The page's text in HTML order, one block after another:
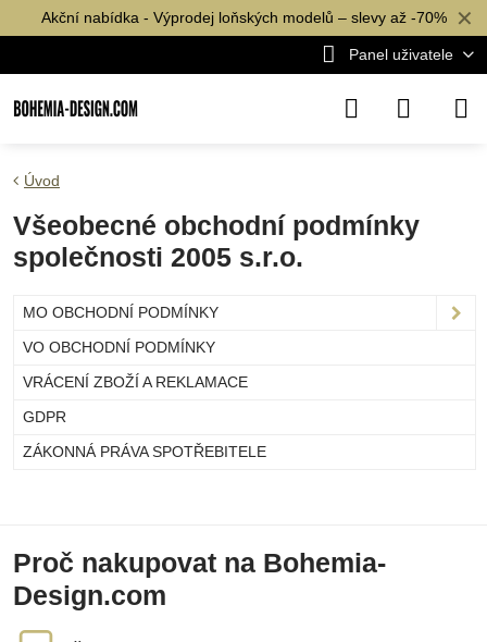
✕
Akční nabídka - Výprodej loňských modelů – slevy až -70%
Panel uživatele
Úvod
Všeobecné obchodní podmínky
společnosti 2005 s.r.o.
MO OBCHODNÍ PODMÍNKY
VO OBCHODNÍ PODMÍNKY
VRÁCENÍ ZBOŽÍ A REKLAMACE
GDPR
ZÁKONNÁ PRÁVA SPOTŘEBITELE
Proč nakupovat na Bohemia-
Design.com